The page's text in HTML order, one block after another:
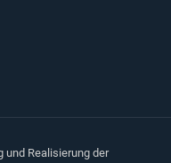
und Realisierung der